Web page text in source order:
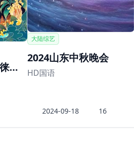
德云社孔云龙章九徕相声专场郑州站
大陆综艺
2024山东中秋晚会
HD国语
2024-09-18 16